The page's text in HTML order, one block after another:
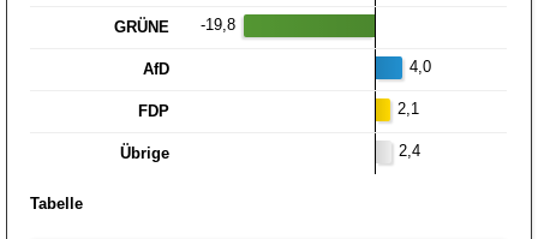
GRÜNE -19,8
AfD 4,0
FDP 2,1
Übrige 2,4
Tabelle